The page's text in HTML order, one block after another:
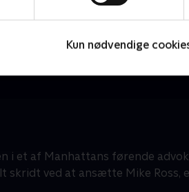
Kun nødvendige
i et af Manhattans førende
skridt ved at ansætte Mike Ross,